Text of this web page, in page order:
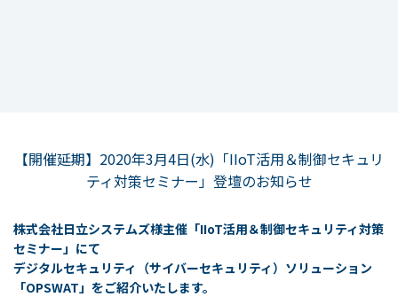
【開催延期】2020年3月4日(水)「IIoT活用＆制御セキュリ
ティ対策セミナー」登壇のお知らせ
株式会社日立システムズ様主催「IIoT活用＆制御セキュリティ対策
セミナー」にて
デジタルセキュリティ（サイバーセキュリティ）ソリューション
「OPSWAT」をご紹介いたします。